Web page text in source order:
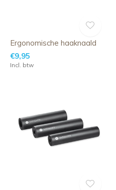
Ergonomische haaknaald
€9,95
Incl. btw